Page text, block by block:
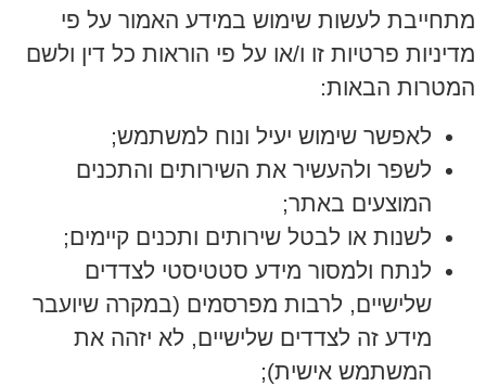
מתחייבת לעשות שימוש במידע האמור על פי
מדיניות פרטיות זו ו/או על פי הוראות כל דין ולשם
המטרות הבאות:
לאפשר שימוש יעיל ונוח למשתמש;
לשפר ולהעשיר את השירותים והתכנים
המוצעים באתר;
לשנות או לבטל שירותים ותכנים קיימים;
לנתח ולמסור מידע סטטיסטי לצדדים
שלישיים, לרבות מפרסמים (במקרה שיועבר
מידע זה לצדדים שלישיים, לא יזהה את
המשתמש אישית);